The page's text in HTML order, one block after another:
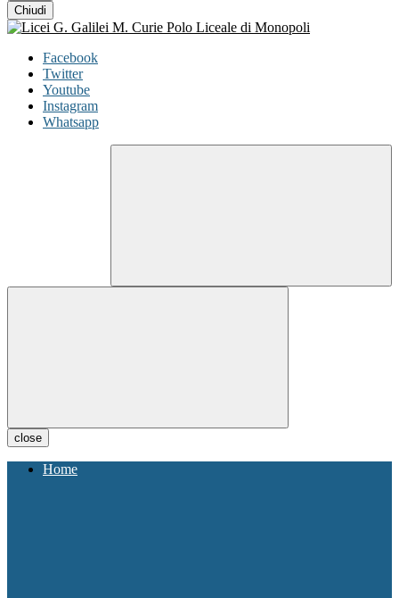
Chiudi
Facebook
Twitter
Youtube
Instagram
Whatsapp
close
Home